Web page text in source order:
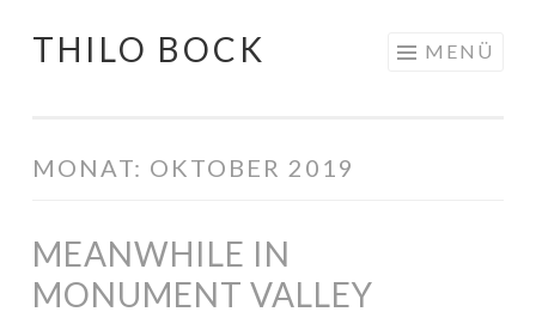
Springe
THILO BOCK MENÜ
MONAT: OKTOBER 2019
MEANWHILE IN
MONUMENT VALLEY